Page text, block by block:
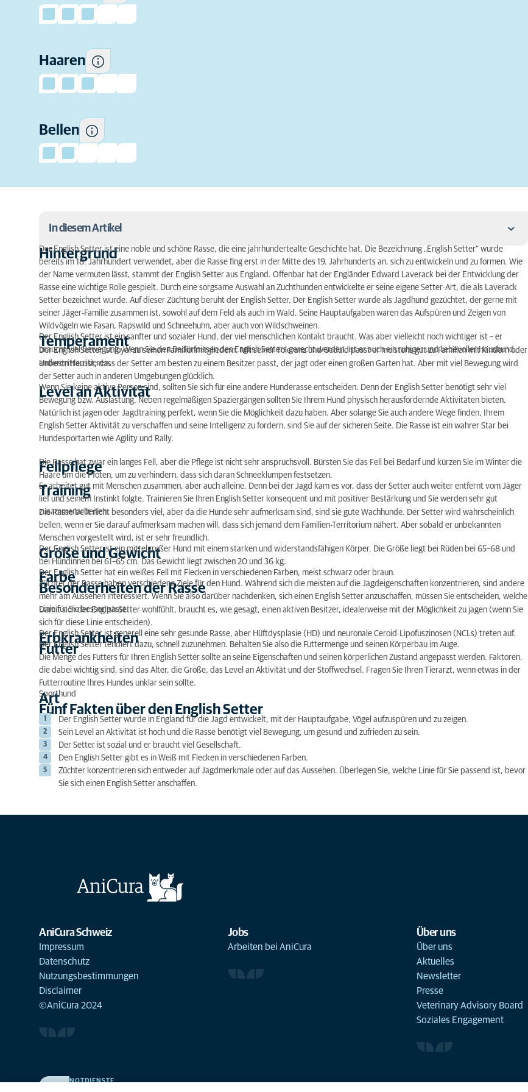
Haaren
Bellen
In diesem Artikel
Hintergrund
Temperament
Level an Aktivität
Fellpflege
Training
Größe und Gewicht
Farbe
Besonderheiten der Rasse
Erbkrankheiten
Futter
Art
Fünf Fakten über den English Setter
Hintergrund
Der English Setter ist eine noble und schöne Rasse, die eine jahrhundertealte Geschichte hat. Die Bezeichnung „English Setter“ wurde
bereits im 18. Jahrhundert verwendet, aber die Rasse fing erst in der Mitte des 19. Jahrhunderts an, sich zu entwickeln und zu formen. Wie
der Name vermuten lässt, stammt der English Setter aus England. Offenbar hat der Engländer Edward Laverack bei der Entwicklung der
Rasse eine wichtige Rolle gespielt. Durch eine sorgsame Auswahl an Zuchthunden entwickelte er seine eigene Setter-Art, die als Laverack
Setter bezeichnet wurde. Auf dieser Züchtung beruht der English Setter. Der English Setter wurde als Jagdhund gezüchtet, der gerne mit
seiner Jäger-Familie zusammen ist, sowohl auf dem Feld als auch im Wald. Seine Hauptaufgaben waren das Aufspüren und Zeigen von
Wildvögeln wie Fasan, Rapswild und Schneehuhn, aber auch von Wildschweinen.
Temperament
Der English Setter ist ein sanfter und sozialer Hund, der viel menschlichen Kontakt braucht. Was aber vielleicht noch wichtiger ist – er
braucht viel Bewegung. Wenn Sie den Bedürfnissen des English Setters gerecht werden, ist er auch ein ruhiger und liebevoller Haushund.
Der English Setter ist loyal zu seinen Familienmitgliedern. Mit seiner Toleranz und Geduld passt er meistens gut zu Familien mit Kindern oder
anderen Haustieren.
Unbestritten ist, dass der Setter am besten zu einem Besitzer passt, der jagt oder einen großen Garten hat. Aber mit viel Bewegung wird
der Setter auch in anderen Umgebungen glücklich.
Level an Aktivität
Wenn Sie keine aktive Person sind, sollten Sie sich für eine andere Hunderasse entscheiden. Denn der English Setter benötigt sehr viel
Bewegung bzw. Auslastung. Neben regelmäßigen Spaziergängen sollten Sie Ihrem Hund physisch herausfordernde Aktivitäten bieten.
Natürlich ist jagen oder Jagdtraining perfekt, wenn Sie die Möglichkeit dazu haben. Aber solange Sie auch andere Wege finden, Ihrem
English Setter Aktivität zu verschaffen und seine Intelligenz zu fordern, sind Sie auf der sicheren Seite. Die Rasse ist ein wahrer Star bei
Hundesportarten wie Agility und Rally.
Fellpflege
Die Rasse hat zwar ein langes Fell, aber die Pflege ist nicht sehr anspruchsvoll. Bürsten Sie das Fell bei Bedarf und kürzen Sie im Winter die
Haare um die Pfoten, um zu verhindern, dass sich daran Schneeklumpen festsetzen.
Training
Er arbeitet gut mit Menschen zusammen, aber auch alleine. Denn bei der Jagd kam es vor, dass der Setter auch weiter entfernt vom Jäger
lief und seinem Instinkt folgte. Trainieren Sie Ihren English Setter konsequent und mit positiver Bestärkung und Sie werden sehr gut
zusammenarbeiten.
Die Rasse bellt nicht besonders viel, aber da die Hunde sehr aufmerksam sind, sind sie gute Wachhunde. Der Setter wird wahrscheinlich
bellen, wenn er Sie darauf aufmerksam machen will, dass sich jemand dem Familien-Territorium nähert. Aber sobald er unbekannten
Menschen vorgestellt wird, ist er sehr freundlich.
Größe und Gewicht
Der English Setter ist ein mittelgroßer Hund mit einem starken und widerstandsfähigen Körper. Die Größe liegt bei Rüden bei 65–68 und
bei Hündinnen bei 61–65 cm. Das Gewicht liegt zwischen 20 und 36 kg.
Farbe
Der English Setter hat ein weißes Fell mit Flecken in verschiedenen Farben, meist schwarz oder braun.
Besonderheiten der Rasse
Züchter der Rasse haben verschiedene Ziele für den Hund. Während sich die meisten auf die Jagdeigenschaften konzentrieren, sind andere
mehr am Aussehen interessiert. Wenn Sie also darüber nachdenken, sich einen English Setter anzuschaffen, müssen Sie entscheiden, welche
Linie für Sie besser passt.
Damit sich der English Setter wohlfühlt, braucht es, wie gesagt, einen aktiven Besitzer, idealerweise mit der Möglichkeit zu jagen (wenn Sie
sich für diese Linie entscheiden).
Erbkrankheiten
Der English Setter ist generell eine sehr gesunde Rasse, aber Hüftdysplasie (HD) und neuronale Ceroid-Lipofuszinosen (NCLs) treten auf.
Futter
Der English Setter tendiert dazu, schnell zuzunehmen. Behalten Sie also die Futtermenge und seinen Körperbau im Auge.
Die Menge des Futters für Ihren English Setter sollte an seine Eigenschaften und seinen körperlichen Zustand angepasst werden. Faktoren,
die dabei wichtig sind, sind das Alter, die Größe, das Level an Aktivität und der Stoffwechsel. Fragen Sie Ihren Tierarzt, wenn etwas in der
Futterroutine Ihres Hundes unklar sein sollte.
Art
Sporthund
Fünf Fakten über den English Setter
Der English Setter wurde in England für die Jagd entwickelt, mit der Hauptaufgabe, Vögel aufzuspüren und zu zeigen.
Sein Level an Aktivität ist hoch und die Rasse benötigt viel Bewegung, um gesund und zufrieden zu sein.
Der Setter ist sozial und er braucht viel Gesellschaft.
Den English Setter gibt es in Weiß mit Flecken in verschiedenen Farben.
Züchter konzentrieren sich entweder auf Jagdmerkmale oder auf das Aussehen. Überlegen Sie, welche Linie für Sie passend ist, bevor
Sie sich einen English Setter anschaffen.
AniCura Schweiz
Impressum
Datenschutz
Nutzungsbestimmungen
Disclaimer
©AniCura 2024
Jobs
Arbeiten bei AniCura
Über uns
Über uns
Aktuelles
Newsletter
Presse
Veterinary Advisory Board
Soziales Engagement
NOTDIENSTE
Wie häufig diese Rasse zum
Bellen neigt.